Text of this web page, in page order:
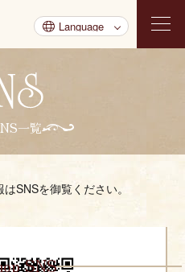
一覧
SNSを御覧ください。
SNS